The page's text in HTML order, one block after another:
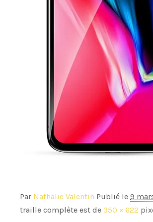
Par Nathalie Valentin Publié le 9
traille complète est de 350 × 622